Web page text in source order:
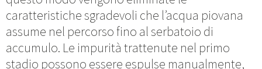
caratteristiche sgradevoli che l’acqua piovana
assume nel percorso fino al serbatoio di
accumulo. Le impurità trattenute nel primo
stadio possono essere espulse manualmente,